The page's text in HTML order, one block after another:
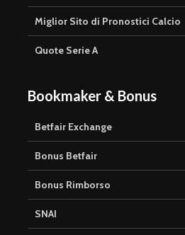
Miglior Sito di Pronostici Calcio
Quote Serie A
Bookmaker & Bonus
Betfair Exchange
Bonus Betfair
Bonus Rimborso
SNAI